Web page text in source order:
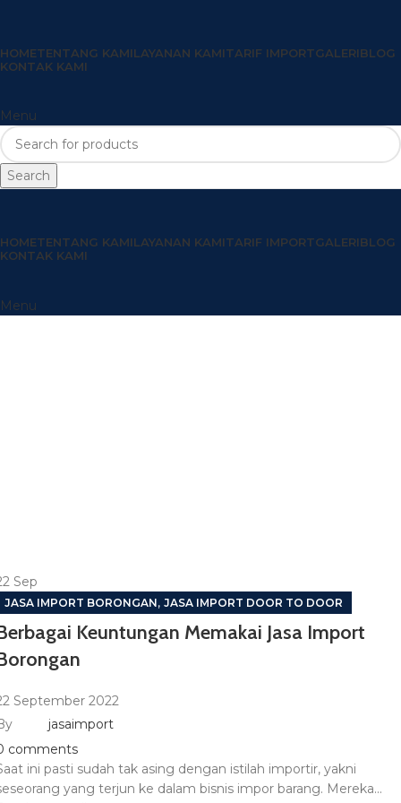
HOMETENTANG KAMILAYANAN KAMITARIF IMPORTGALERIBLOG
KONTAK KAMI
Menu
Search
HOMETENTANG KAMILAYANAN KAMITARIF IMPORTGALERIBLOG
KONTAK KAMI
Menu
Sep
JASA IMPORT BORONGAN, JASA IMPORT DOOR TO DOOR
Keuntungan Memakai Jasa Import
September 2022
jasaimport
comments
ini pasti sudah tak asing dengan istilah importir, yakni
yang terjun ke dalam bisnis impor barang. Mereka...